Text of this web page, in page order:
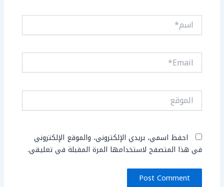
اسم*
Email*
الموقع
احفظ اسمي، بريدي الإلكتروني، والموقع الإلكتروني
في هذا المتصفح لاستخدامها المرة المقبلة في تعليقي.